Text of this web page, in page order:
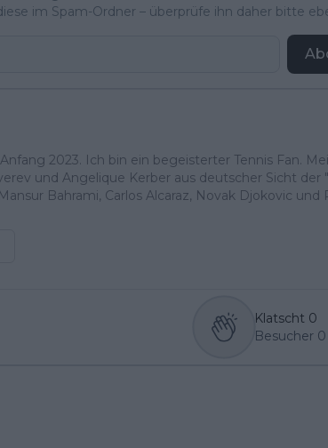
im Spam-Ordner – überprüfe ihn daher bitte
2023. Ich bin ein begeisterter Tennis Fan.
und Angelique Kerber aus deutscher Sicht der
Bahrami, Carlos Alcaraz, Novak Djokovic und
Klatscht 0
Besucher 0